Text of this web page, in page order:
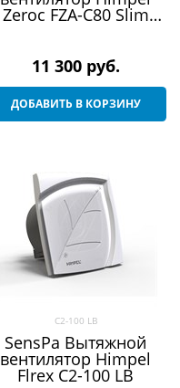
Zeroc FZA-C80 Slim
11 300 руб.
ДОБАВИТЬ В КОРЗИНУ
C2-100 LB
SensPa Вытяжной
вентилятор Himpel
Flrex C2-100 LB